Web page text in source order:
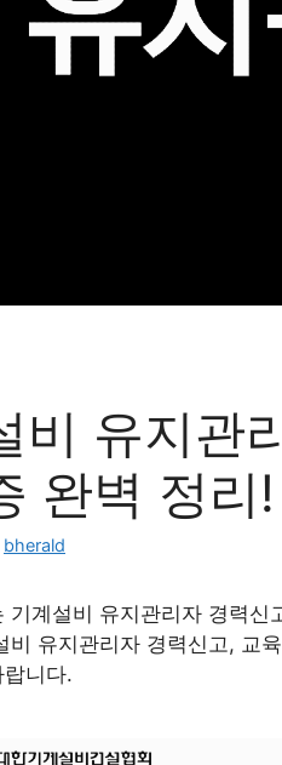
비 유지관
완벽 정리!
bherald
기계설비 유지관리자 경력
비 유지관리자 경력신고, 교
니다.